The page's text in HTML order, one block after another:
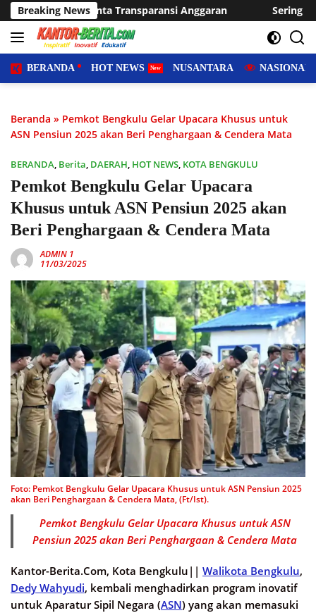
Langsung
ke
konten
Breaking News
Anggaran Sering Dilanda Genangan, Desa
BERANDA HOT NEWS NUSANTARA NASIONAL
Beranda » Pemkot Bengkulu Gelar Upacara Khusus untuk
ASN Pensiun 2025 akan Beri Penghargaan & Cendera Mata
BERANDA, Berita, DAERAH, HOT NEWS, KOTA BENGKULU
Pemkot Bengkulu Gelar Upacara
Khusus untuk ASN Pensiun 2025 akan
Beri Penghargaan & Cendera Mata
ADMIN 1
11/03/2025
Foto: Pemkot Bengkulu Gelar Upacara Khusus untuk ASN Pensiun 2025
akan Beri Penghargaan & Cendera Mata, (Ft/Ist).
Pemkot Bengkulu Gelar Upacara Khusus untuk ASN
Pensiun 2025 akan Beri Penghargaan & Cendera Mata
Kantor-Berita.Com, Kota Bengkulu|| Walikota Bengkulu,
Dedy Wahyudi, kembali menghadirkan program inovatif
untuk Aparatur Sipil Negara (ASN) yang akan memasuki